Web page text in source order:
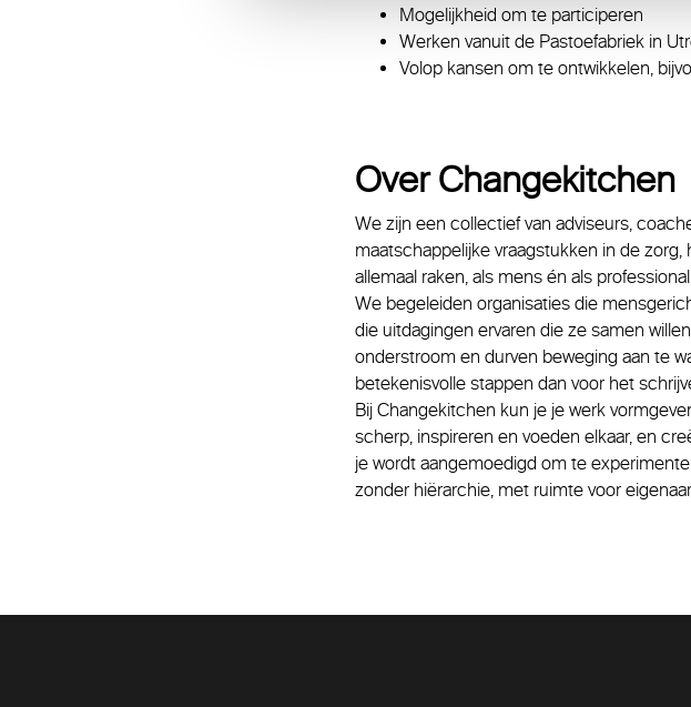
Mogelijkheid om te participeren
Werken vanuit de Pastoefabriek in
Volop kansen om te ontwikkelen,
Over Changekitchen
We zijn een collectief van adviseurs,
maatschappelijke vraagstukken in de
allemaal raken, als mens én als
We begeleiden organisaties die
die uitdagingen ervaren die ze samen
onderstroom en durven beweging aan te
betekenisvolle stappen dan voor het
Bij Changekitchen kun je je werk
scherp, inspireren en voeden elkaar, en
je wordt aangemoedigd om te
zonder hiërarchie, met ruimte voor